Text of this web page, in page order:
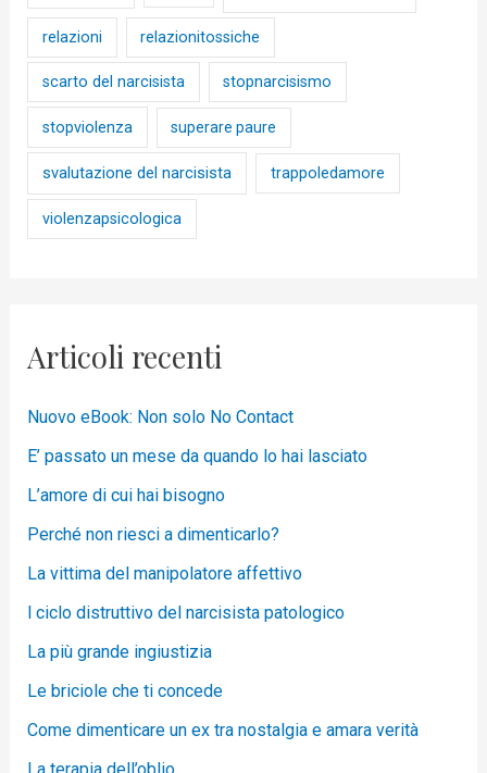
relazioni relazionitossiche
scarto del narcisista stopnarcisismo
stopviolenza superare paure
svalutazione del narcisista trappoledamore
violenzapsicologica
Articoli recenti
Nuovo eBook: Non solo No Contact
E’ passato un mese da quando lo hai lasciato
L’amore di cui hai bisogno
Perché non riesci a dimenticarlo?
La vittima del manipolatore affettivo
l ciclo distruttivo del narcisista patologico
La più grande ingiustizia
Le briciole che ti concede
Come dimenticare un ex tra nostalgia e amara verità